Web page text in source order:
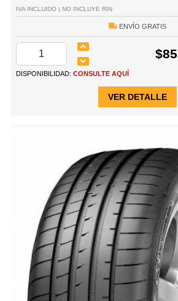
IVA INCLUIDO | NO INCLUYE RIN
ENVÍO GRATIS
DISPONIBILIDAD: CONSULTE AQUÍ
VER DETALLE